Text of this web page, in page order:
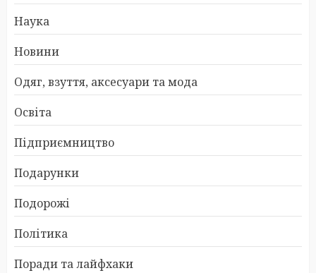
Наука
Новини
Одяг, взуття, аксесуари та мода
Освіта
Підприємництво
Подарунки
Подорожі
Політика
Поради та лайфхаки